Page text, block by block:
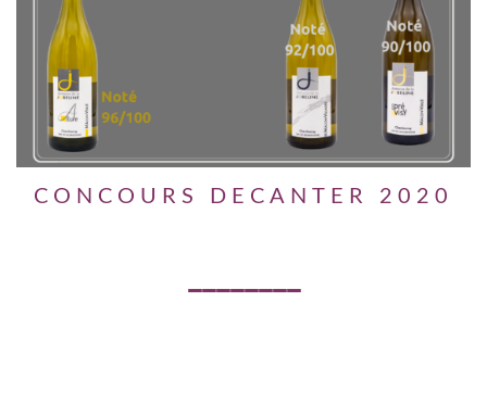
CONCOURS DECANTER 2020